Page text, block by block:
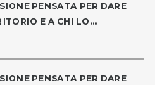
PENSATA PER DARE
E A CHI LO...
PENSATA PER DARE